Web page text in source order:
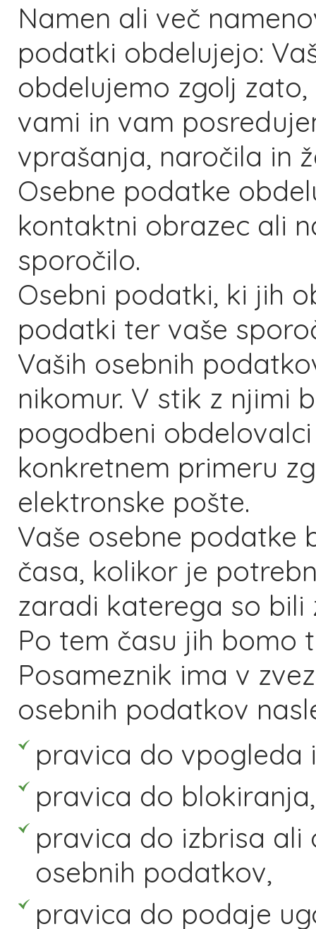
Namen ali več
podatki obdelujejo:
obdelujemo zgolj
vami in vam
vprašanja, naročila in
Osebne podatke
kontaktni obrazec ali
sporočilo.
Osebni podatki, ki jih
podatki ter vaše
Vaših osebnih
nikomur. V stik z njimi
pogodbeni
konkretnem primeru
elektronske pošte.
Vaše osebne podatke
časa, kolikor je
zaradi katerega so
Po tem času jih bomo
Posameznik ima v
osebnih podatkov
pravica do vpogleda
pravica do blokiranja,
pravica do izbrisa ali
osebnih podatkov,
pravica do podaje